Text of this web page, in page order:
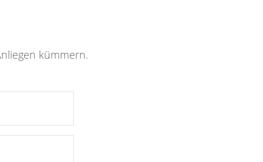
kümmern.